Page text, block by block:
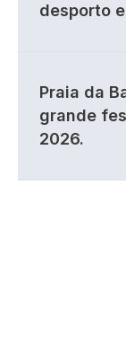
desporto
Praia da
grande
2026.